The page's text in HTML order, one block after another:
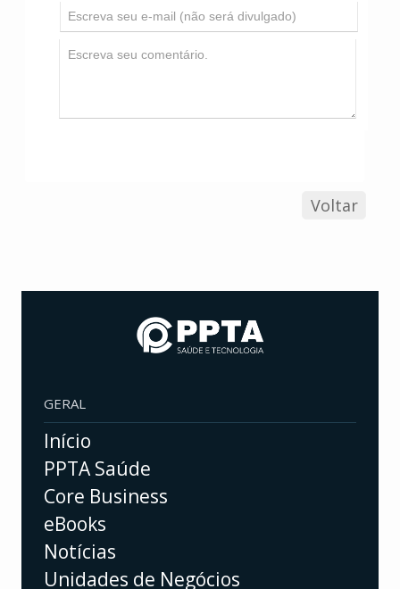
Voltar
GERAL
Início
PPTA Saúde
Core Business
eBooks
Notícias
Unidades de Negócios